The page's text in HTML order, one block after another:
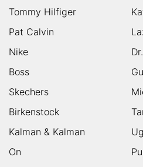
Tommy Hilfiger
Pat Calvin
Nike
Boss
Skechers
Birkenstock
Kalman & Kalman
On